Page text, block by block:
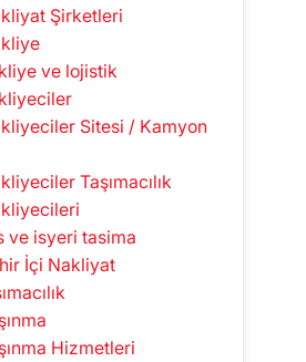
Şirketleri
ve lojistik
Sitesi / Kamyon
Taşımacılık
ve isyeri tasima
İçi Nakliyat
Hizmetleri